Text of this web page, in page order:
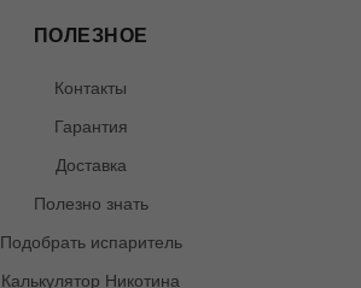
ПОЛЕЗНОЕ
Контакты
Гарантия
Доставка
Полезно знать
Подобрать испаритель
Калькулятор Никотина